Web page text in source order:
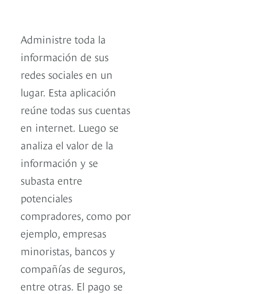
Administre toda la
información de sus
redes sociales en un
lugar. Esta aplicación
reúne todas sus cuentas
en internet. Luego se
analiza el valor de la
información y se
subasta entre
potenciales
compradores, como por
ejemplo, empresas
minoristas, bancos y
compañías de seguros,
entre otras. El pago se